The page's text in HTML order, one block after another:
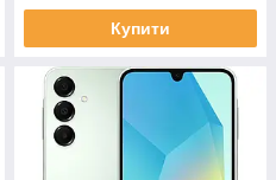
Купити